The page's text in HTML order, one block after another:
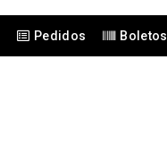
Pedidos Boletos